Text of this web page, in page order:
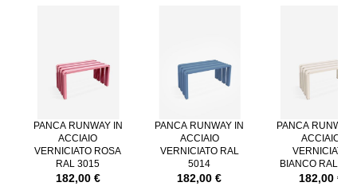
PANCA RUNWAY IN
ACCIAIO
VERNICIATO ROSA
RAL 3015
182,00 €
PANCA RUNWAY IN
ACCIAIO
VERNICIATO RAL
5014
182,00 €
PANCA RUNWAY
ACCIAIO
VERNICIATO
BIANCO RAL
182,00 €